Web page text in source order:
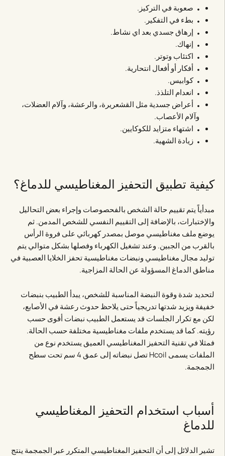
صعوبة في التركيز.
بطء في التفكير.
إرهاق جسدي بعد اي نشاط.
إنهاك.
اكتئاب وتوتر.
أفكار أو أفعال انتحارية.
كوابيس.
انعدام التلذذ.
أعراض جسدية مثل القشعريرة، والرعشة، وآلام العضلات،
وآلام الأعصاب.
اشتهاء متزايد للكوكايين.
زيادة الشهية.
كيفية تطبيق التحفيز المغناطيسي للدماغ؟
مبدأياً يتم تقييم حالة الشخص بالفحصوصات وإجراء بعض التحاليل
والإختبارات، بالإضافة إلى التقييم النفسي للشخص المدمن. ثم
يوضع ملف مغناطيسي موصل بمصدر كهربائي على فروة الرأس
بالقرب من الجبين. وعند تشغيل الكهرباء وفصلها بشكل متوالي يتم
توليد مجال مغناطيسي ونبضات مغناطيسية تحفز الخلايا العصبية في
مناطق الدماغ المسؤولة عن الحالة المزاجية.
لتحديد شدة وقوة النبضة المناسبة للشخص، يبدأ الطبيب بنبضات
خفيفة ويزيد شدتها تدريجياً حتى يلاحظ حدوث رعشة في الأصابع،
لكن مع تكرار الجلسات قد يستعمل الطبيب نبضات أقوى حسب
رؤيته. كما قد يستخدم ملفات مغناطيسية مختلفة حسب الحالة.
فمثلا في تقنية التحفيز المغناطيسي العميق يستخدم نوع من
الملفات يسمى Hcoil تصل نبضاته إلى عمق 4 سم تحت سطح
الجمجمة.
أسباب استخدام التحفيز المغناطيسي
للدماغ
تشير الدلائل إلى أن التحفيز المغناطيسي المتكرر عبر الجمجمة ينتج